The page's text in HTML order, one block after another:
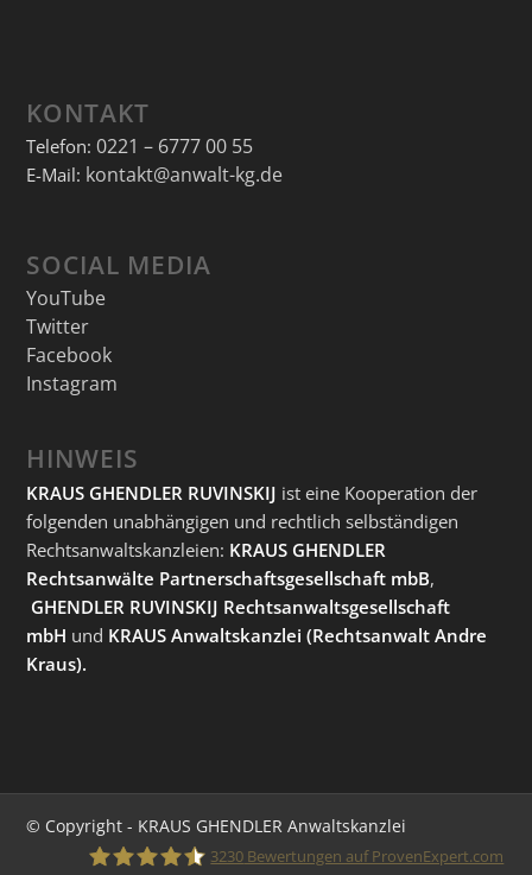
KONTAKT
Telefon: 0221 – 6777 00 55
E-Mail: kontakt@anwalt-kg.de
SOCIAL MEDIA
YouTube
Twitter
Facebook
Instagram
HINWEIS
KRAUS GHENDLER RUVINSKIJ ist eine Kooperation der
folgenden unabhängigen und rechtlich selbständigen
Rechtsanwaltskanzleien: KRAUS GHENDLER
Rechtsanwälte Partnerschaftsgesellschaft mbB,
GHENDLER RUVINSKIJ Rechtsanwaltsgesellschaft
mbH und KRAUS Anwaltskanzlei (Rechtsanwalt Andre
Kraus).
© Copyright - KRAUS GHENDLER Anwaltskanzlei
3230 Bewertungen auf ProvenExpert.com